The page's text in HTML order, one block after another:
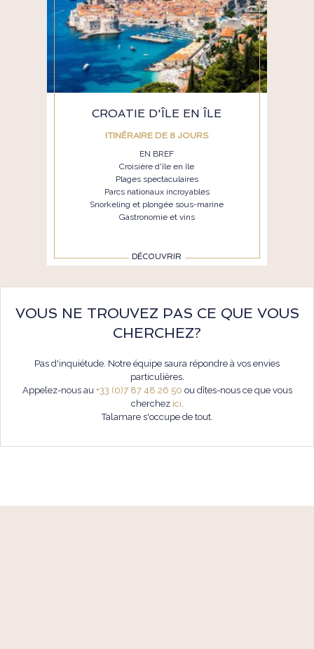
CROATIE D'ÎLE EN ÎLE
ITINÉRAIRE DE 8 JOURS
EN BREF
Croisière d'île en île
Plages spectaculaires
Parcs nationaux incroyables
Snorkeling et plongée sous-marine
Gastronomie et vins
DÉCOUVRIR
VOUS NE TROUVEZ PAS CE QUE VOUS
CHERCHEZ?
Pas d'inquiétude. Notre équipe saura répondre à vos envies
particulières.
Appelez-nous au +33 (0)7 87 48 26 50 ou dîtes-nous ce que vous
cherchez ici
Talamare s'occupe de tout.